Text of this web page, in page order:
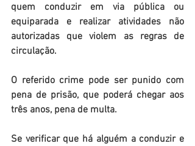
quem conduzir em via pública ou
equiparada e realizar atividades não
autorizadas que violem as regras de
circulação.
O referido crime pode ser punido com
pena de prisão, que poderá chegar aos
três anos, pena de multa.
Se verificar que há alguém a conduzir e